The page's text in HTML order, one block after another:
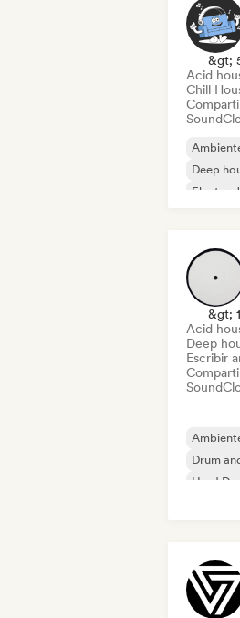
&gt;
Acid
Chill
Deep
Electro
&gt;
Acid
Deep
Escribir
Drum
Hard